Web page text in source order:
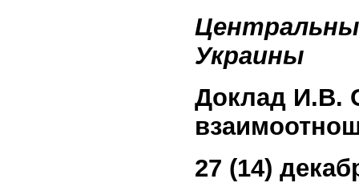
Украины
Доклад И.В.
27 (14)